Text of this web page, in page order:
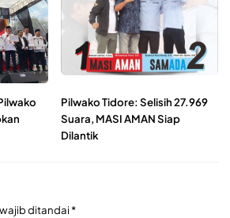
Pilwako Tidore: Selisih 27.969
Suara, MASI AMAN Siap
Dilantik
ditandai*